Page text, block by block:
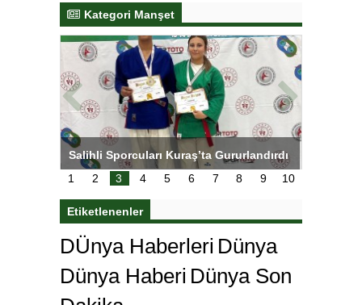
Kategori Manşet
Salihli Sporcuları Kuraş’ta Gururlandırdı
1 2 3 4 5 6 7 8 9 10
Etiketlenenler
DÜnya Haberleri Dünya
Dünya Haberi Dünya Son